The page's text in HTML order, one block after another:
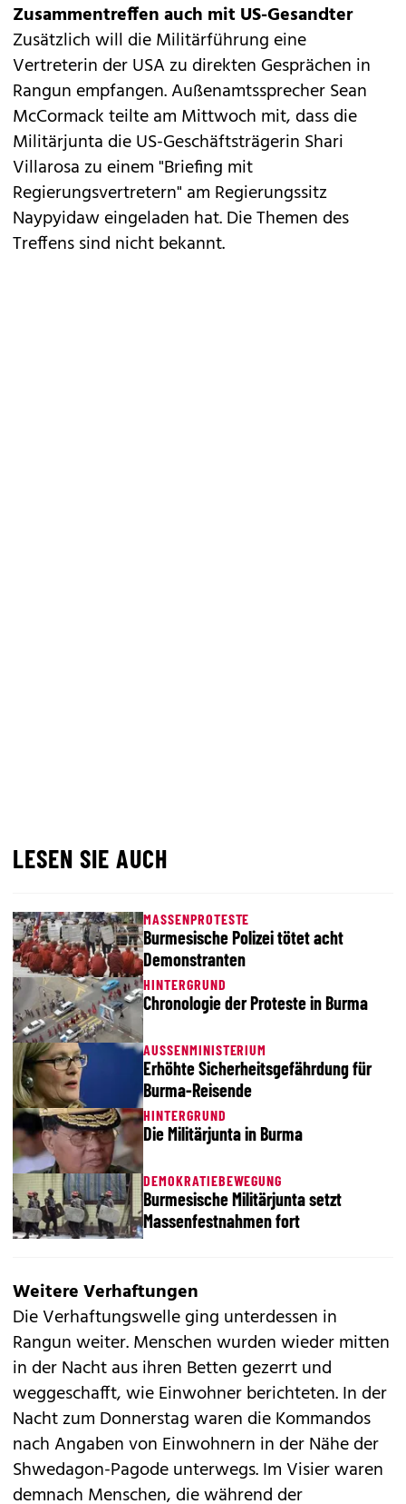
Zusammentreffen auch mit US-Gesandter
Zusätzlich will die Militärführung eine
Vertreterin der USA zu direkten Gesprächen in
Rangun empfangen. Außenamtssprecher Sean
McCormack teilte am Mittwoch mit, dass die
Militärjunta die US-Geschäftsträgerin Shari
Villarosa zu einem "Briefing mit
Regierungsvertretern" am Regierungssitz
Naypyidaw eingeladen hat. Die Themen des
Treffens sind nicht bekannt.
LESEN SIE AUCH
MASSENPROTESTE
Burmesische Polizei tötet acht
Demonstranten
HINTERGRUND
Chronologie der Proteste in Burma
AUSSENMINISTERIUM
Erhöhte Sicherheitsgefährdung für
Burma-Reisende
HINTERGRUND
Die Militärjunta in Burma
DEMOKRATIEBEWEGUNG
Burmesische Militärjunta setzt
Massenfestnahmen fort
Weitere Verhaftungen
Die Verhaftungswelle ging unterdessen in
Rangun weiter. Menschen wurden wieder mitten
in der Nacht aus ihren Betten gezerrt und
weggeschafft, wie Einwohner berichteten. In der
Nacht zum Donnerstag waren die Kommandos
nach Angaben von Einwohnern in der Nähe der
Shwedagon-Pagode unterwegs. Im Visier waren
demnach Menschen, die während der